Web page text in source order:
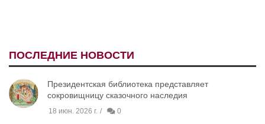
ПОСЛЕДНИЕ НОВОСТИ
Президентская библиотека представляет
сокровищницу сказочного наследия
18 июн. 2026 г. 0